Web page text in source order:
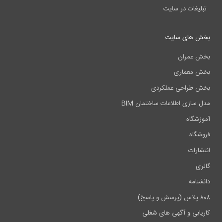
تبلیغات در سایت
بخش های سایت
بخش عمران
بخش معماری
بخش طراحی عملکردی
مدل سازی اطلاعات ساختمان BIM
آموزشگاه
فروشگاه
انتشارات
گالری
دانشنامه
۸۰۸ پلاس (پرسش و پاسخ)
کاریابی و آگهی های شغلی